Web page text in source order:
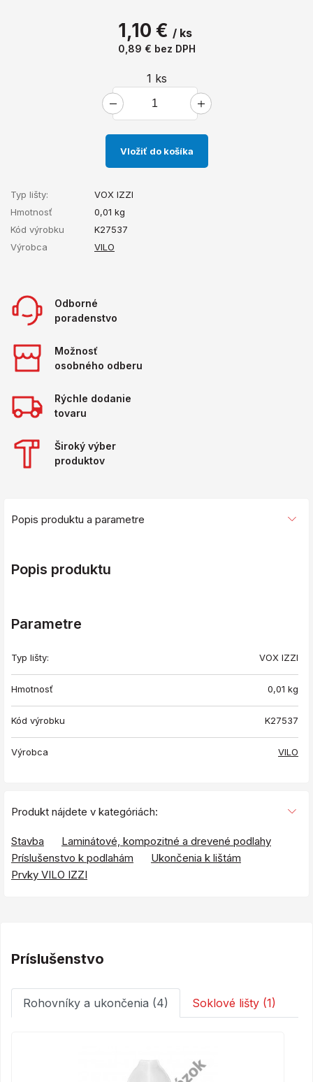
1,10 € / ks
0,89 € bez DPH
1 ks
Vložiť do košíka
Typ lišty:
VOX IZZI
Hmotnosť
0,01 kg
Kód výrobku
K27537
Výrobca
VILO
Odborné
poradenstvo
Možnosť
osobného odberu
Rýchle dodanie
tovaru
Široký výber
produktov
Popis produktu a parametre
Popis produktu
Parametre
Typ lišty: VOX IZZI
Hmotnosť 0,01 kg
Kód výrobku K27537
Výrobca VILO
Produkt nájdete v kategóriách:
Stavba
Laminátové, kompozitné a drevené podlahy
Príslušenstvo k podlahám
Ukončenia k lištám
Prvky VILO IZZI
Príslušenstvo
Rohovníky a ukončenia (4) Soklové lišty (1)